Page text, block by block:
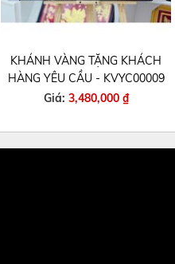
KHÁNH VÀNG TẶNG KHÁCH
HÀNG YÊU CẦU - KVYC00009
Giá: 3,480,000 ₫